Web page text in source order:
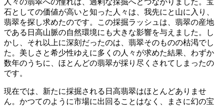
人々の翡翠への憧れは、 過剰な採掘へとつながりました。宝
石としての価値が高いと知った人々は、我先にと山に入り、
翡翠を探し求めたのです。この採掘ラッシュは、翡翠の産地
である日高山脈の自然環境にも大きな影響を与えました。し
かし、それ以上に深刻だったのは、翡翠そのものの枯渇でし
た。美しさと希少性ゆえに多くの人々が求めた結果、 わずか
数年のうちに、ほとんどの翡翠が採り尽くされてしまったの
です。
現在では、新たに採掘される日高翡翠はほとんどありませ
ん。かつてのように市場に出回ることはなく、
まさに幻の宝